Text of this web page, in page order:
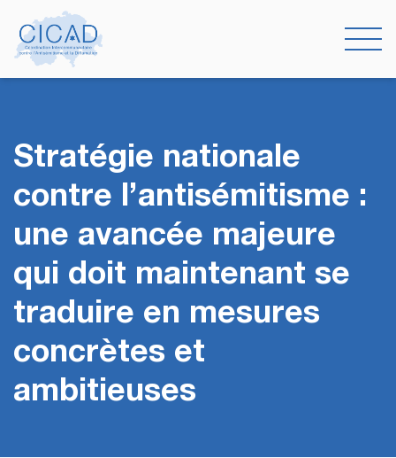
Stratégie nationale
contre l’antisémitisme :
une avancée majeure
qui doit maintenant se
traduire en mesures
concrètes et
ambitieuses